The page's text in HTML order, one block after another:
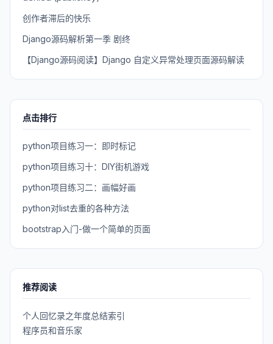
创作者滞后的快乐
Django源码解析第一季 剧终
【Django源码阅读】Django 自定义异常处理页面源码解读
点击排行
python项目练习一：即时标记
python项目练习十：DIY街机游戏
python项目练习二：画幅好画
python对list去重的各种方法
bootstrap入门-做一个简单的页面
推荐阅读
个人回忆录之年度总结索引
程序员和音乐家